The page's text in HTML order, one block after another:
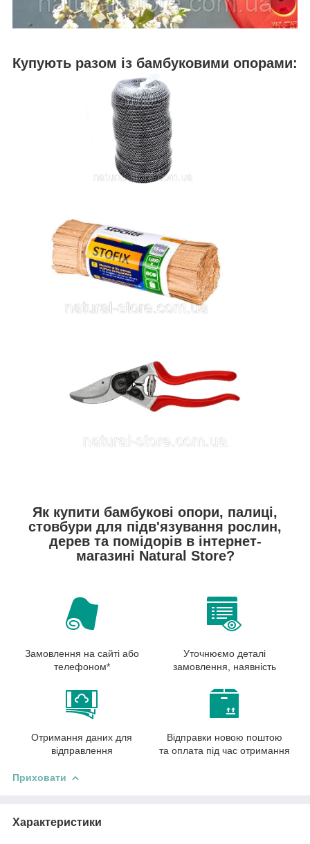
Купують разом із бамбуковими опорами:
Як купити бамбукові опори, палиці,
стовбури для підв'язування рослин,
дерев та помідорів в інтернет-
магазині Natural Store?
Замовлення на сайті або
телефоном*
Уточнюємо деталі
замовлення, наявність
Отримання даних для
відправлення
Відправки новою поштою
та оплата під час отримання
Приховати
Характеристики